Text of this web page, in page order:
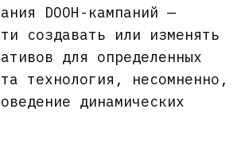
DOOH-кампаний —
создавать или изменять
для определенных
технология, несомненно,
динамических